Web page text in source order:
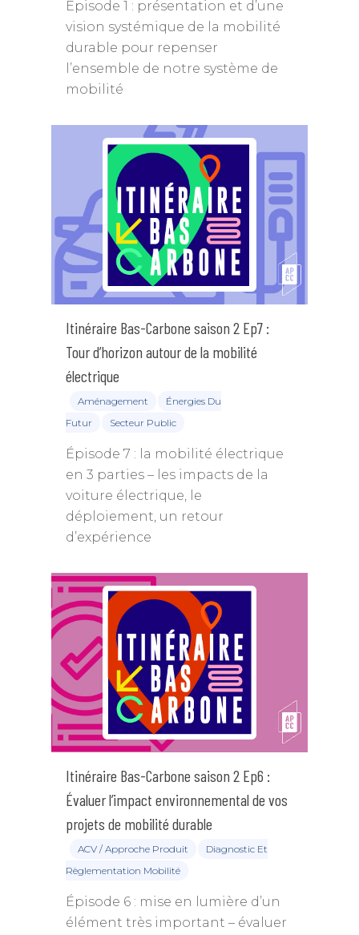
Épisode 1 : présentation et d’une
vision systémique de la mobilité
durable pour repenser
l’ensemble de notre système de
mobilité
Itinéraire Bas-Carbone saison 2 Ep7 :
Tour d’horizon autour de la mobilité
électrique
Aménagement
Énergies Du
Futur
Secteur Public
Épisode 7 : la mobilité électrique
en 3 parties – les impacts de la
voiture électrique, le
déploiement, un retour
d’expérience
Itinéraire Bas-Carbone saison 2 Ep6 :
Évaluer l’impact environnemental de vos
projets de mobilité durable
ACV / Approche Produit
Diagnostic Et
Règlementation Mobilité
Épisode 6 : mise en lumière d’un
élément très important – évaluer